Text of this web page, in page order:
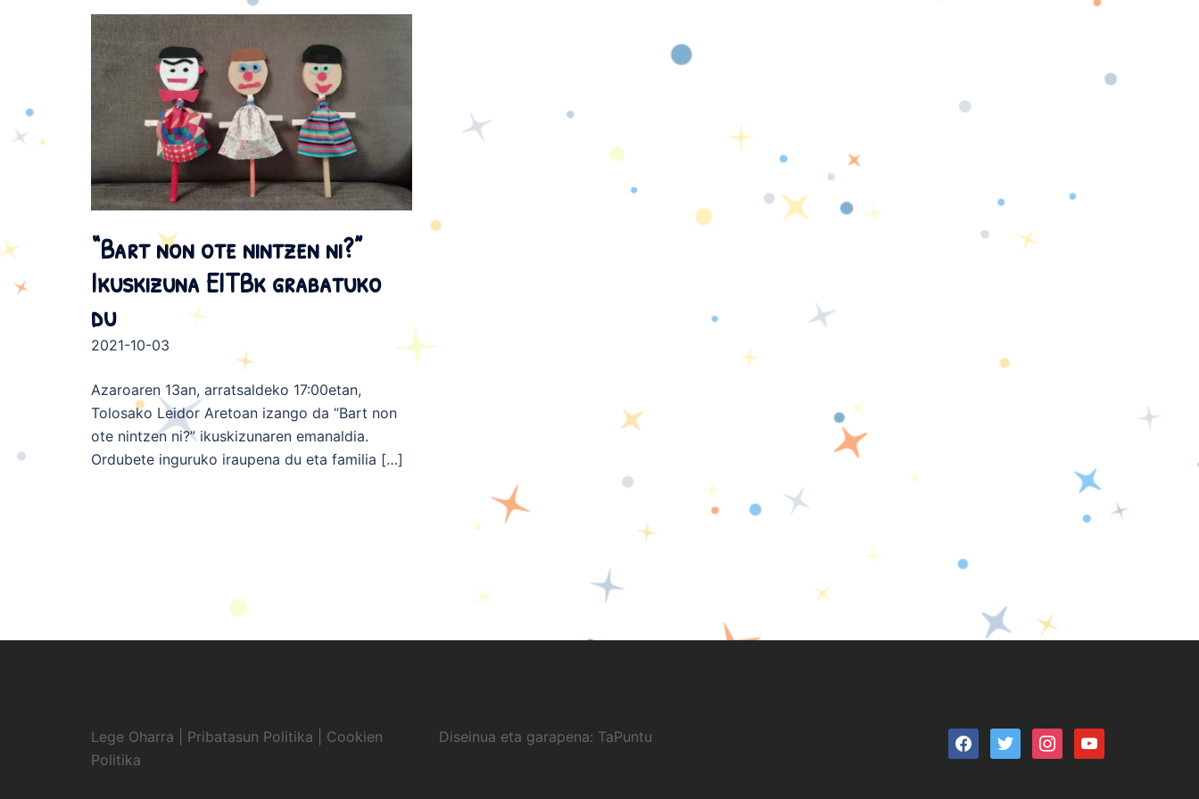
“Bart non ote nintzen ni?”
Ikuskizuna EITBk grabatuko
du
2021-10-03
Azaroaren 13an, arratsaldeko 17:00etan,
Tolosako Leidor Aretoan izango da “Bart non
ote nintzen ni?” ikuskizunaren emanaldia.
Ordubete inguruko iraupena du eta familia […]
Lege Oharra Pribatasun Politika
Cookien
Politika
Diseinua eta garapena: TaPuntu facebooktwitter instagramyoutube